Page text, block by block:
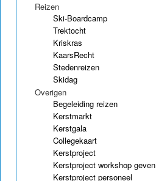
Reizen
Ski-Boardcamp
Trektocht
Kriskras
KaarsRecht
Stedenreizen
Skidag
Overigen
Begeleiding reizen
Kerstmarkt
Kerstgala
Collegekaart
Kerstproject
Kerstproject workshop geven
Kerstproject personeel